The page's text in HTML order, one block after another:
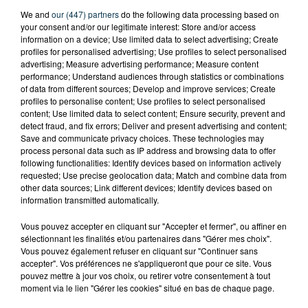
TITRES DIFFUSÉS
13h56
13h56 13h53
13h53
We and our (447) partnersdo the following data processing based on
your consent and/or our legitimate interest: Store and/or access
information on a device; Use limited data to select advertising; Create
profiles for personalised advertising; Use profiles to select personalised
advertising; Measure advertising performance; Measure content
performance; Understand audiences through statistics or combinations
of data from different sources; Develop and improve services; Create
profiles to personalise content; Use profiles to select personalised
content; Use limited data to select content; Ensure security, prevent and
detect fraud, and fix errors; Deliver and present advertising and content;
Save and communicate privacy choices. These technologies may
process personal data such as IP address and browsing data to offer
following functionalities: Identify devices based on information actively
requested; Use precise geolocation data; Match and combine data from
other data sources; Link different devices; Identify devices based on
information transmitted automatically.
Vous pouvez accepter en cliquant sur "Accepter et fermer", ou affiner en
sélectionnant les finalités et/ou partenaires dans "Gérer mes choix".
Vous pouvez également refuser en cliquant sur "Continuer sans
accepter". Vos préférences ne s'appliqueront que pour ce site. Vous
pouvez mettre à jour vos choix, ou retirer votre consentement à tout
moment via le lien "Gérer les cookies" situé en bas de chaque page.